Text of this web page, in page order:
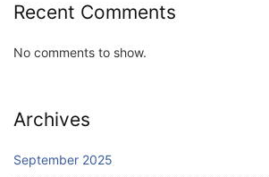
Recent Comments
No comments to show.
Archives
September 2025